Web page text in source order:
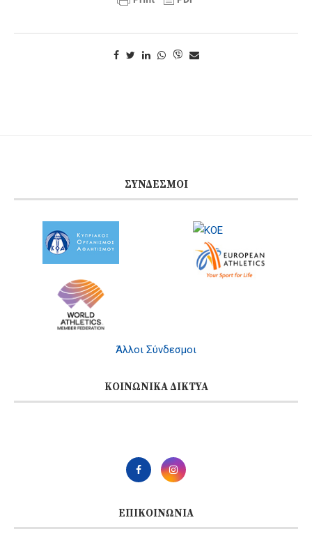
ΣΎΝΔΕΣΜΟΙ
Άλλοι Σύνδεσμοι
ΚΟΙΝΩΝΙΚΆ ΔΊΚΤΥΑ
ΕΠΙΚΟΙΝΩΝΊΑ